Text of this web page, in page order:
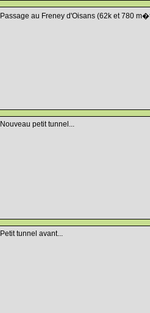
Passage au Freney d'Oisans (62k et 780
Nouveau petit tunnel...
Petit tunnel avant...